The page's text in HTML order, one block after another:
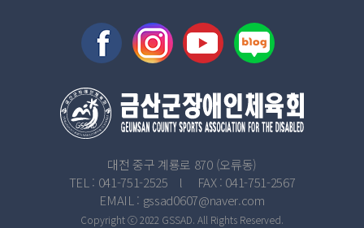
대전 중구 계룡로 870 (오류동)
TEL : 041-751-2525 l FAX : 041-751-2567
EMAIL : gssad0607@naver.com
Copyright ⓒ 2022 GSSAD. All Rights Reserved.